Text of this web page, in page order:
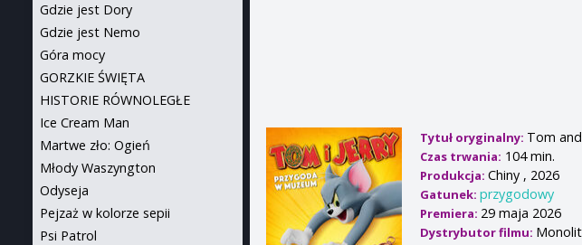
Tytuł oryginalny: Tom
Czas trwania: 104 min.
Produkcja:Chiny , 2026
Gatunek:przygodowy
Premiera: 29 maja 2026
Dystrybutor filmu:
Gdzie jest Dory
Gdzie jest Nemo
Góra mocy
GORZKIE ŚWIĘTA
HISTORIE RÓWNOLEGŁE
Ice Cream Man
Martwe zło: Ogień
Młody Waszyngton
Odyseja
Pejzaż w kolorze sepii
Psi Patrol